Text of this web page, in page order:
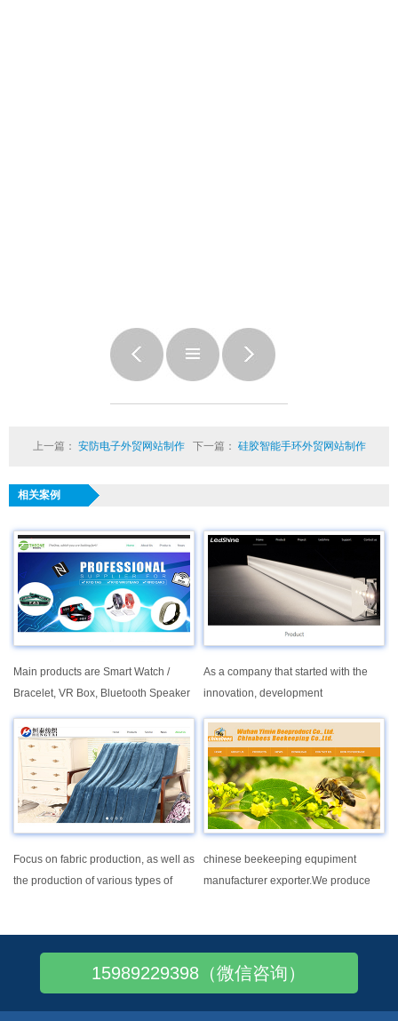
上一篇： 安防电子外贸网站制作 下一篇： 硅胶智能手环外贸网站制作
相关案例
Main products are Smart Watch /
Bracelet, VR Box, Bluetooth Speaker
/ Headset and other digital
accessories.
As a company that started with the
innovation, development
manufacturing of LED strip, Our
underlying idea is to create high
quality, modular component systems
to integrate flexible LED strip and
rigid LED strip into everyday living
space
Focus on fabric production, as well as
the production of various types of
chinese beekeeping equpiment
manufacturer exporter.We produce
tools.
15989229398（微信咨询）